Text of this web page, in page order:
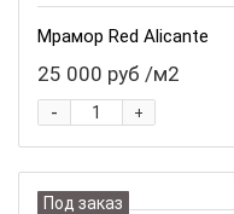
Мрамор Red Alicante
25 000 руб /м2
+
-
Под заказ